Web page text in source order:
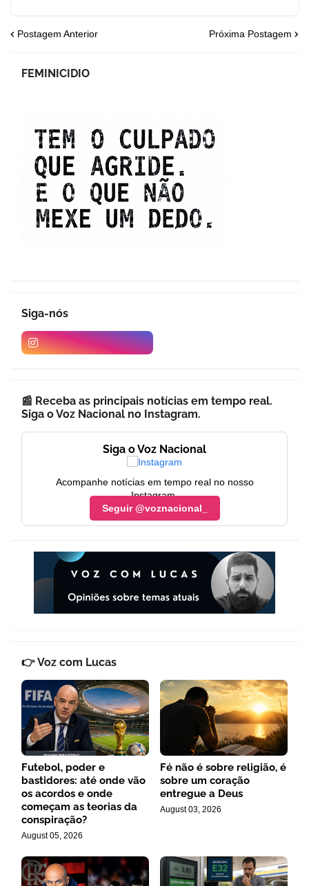
Postagem Anterior Próxima Postagem
FEMINICIDIO
Siga-nós
📰 Receba as principais notícias em tempo real.
Siga o Voz Nacional no Instagram.
Siga o Voz Nacional
Acompanhe notícias em tempo real no nosso
Instagram.
Seguir @voznacional_
👉 Voz com Lucas
Futebol, poder e
bastidores: até onde vão
os acordos e onde
começam as teorias da
conspiração?
August 05, 2026
Fé não é sobre religião, é
sobre um coração
entregue a Deus
August 03, 2026